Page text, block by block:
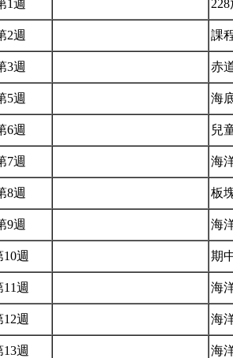
1週
2週 課
3週 赤
5週 海
6週 兒
7週 海
8週 板
9週 海
10週 期
11週 海
12週 海
13週 海